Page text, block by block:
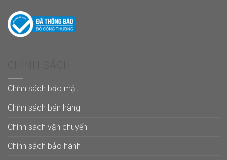
Chính sách bảo mật
Chính sách bán hàng
Chính sách vận chuyển
Chính sách bảo hành